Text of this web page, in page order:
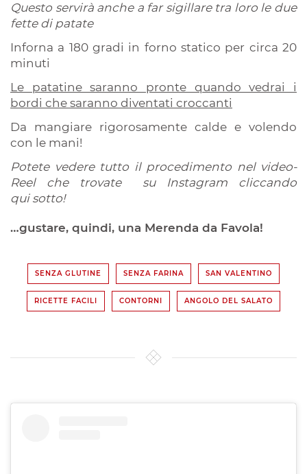
Questo servirà anche a far sigillare tra loro le due
fette di patate
Inforna a 180 gradi in forno statico per circa 20
minuti
Le patatine saranno pronte quando vedrai i
bordi che saranno diventati croccanti
Da mangiare rigorosamente calde e volendo
con le mani!
Potete vedere tutto il procedimento nel video-
Reel che trovate su Instagram cliccando
qui sotto!
…gustare, quindi, una Merenda da Favola!
SENZA GLUTINE SENZA FARINA SAN VALENTINO
RICETTE FACILI CONTORNI ANGOLO DEL SALATO